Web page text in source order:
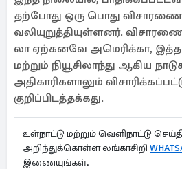
தற்போது ஒரு பொது
வலியுறுத்தியுள்ளனர்.
லா ஏற்கனவே அமெரிக்கா,
மற்றும் நியூசிலாந்து ஆகிய
அதிகாரிகளாலும்
குறிப்பிடத்தக்கது.
உள்நாட்டு மற்றும் வெளிநாட்டு
அறிந்துக்கொள்ள லங்காசிறி
இணையுங்கள்.